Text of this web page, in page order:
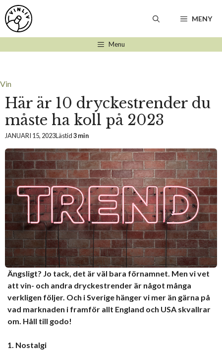
Hoppa
till
innehåll
MENY
Menu
Vin
Här är 10 dryckestrender du
måste ha koll på 2023
JANUARI 15, 2023Lästid3 min
Ängsligt? Jo tack, det är väl bara förnamnet. Men vi vet
att vin- och andra dryckestrender är något många
verkligen följer. Och i Sverige hänger vi mer än gärna på
vad marknaden i framför allt England och USA skvallrar
om. Håll till godo!
1. Nostalgi